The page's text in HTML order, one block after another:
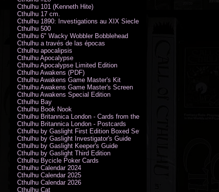
Cthulhu 101 (Kenneth Hite)
Cthulhu 17 cm.
Cthulhu 1890: Investigations au XIX Siecle
Cthulhu 500
Cthulhu 6" Wacky Wobbler Bobblehead
Cthulhu a través de las épocas
Cthulhu apocalipsis
Cthulhu Apocalypse
Cthulhu Apocalypse Limited Edition
Cthulhu Awakens (PDF)
Cthulhu Awakens Game Master's Kit
Cthulhu Awakens Game Master's Screen
Cthulhu Awakens Special Edition
Cthulhu Bay
Cthulhu Book Nook
Cthulhu Britannica London - Cards from the Smoke
Cthulhu Britannica London - Postcards
Cthulhu by Gaslight First Edition Boxed Set
Cthulhu by Gaslight Investigator's Guide
Cthulhu by Gaslight Keeper's Guide
Cthulhu by Gaslight Third Edition
Cthulhu Bycicle Poker Cards
Cthulhu Calendar 2024
Cthulhu Calendar 2025
Cthulhu Calendar 2026
Cthulhu Cat